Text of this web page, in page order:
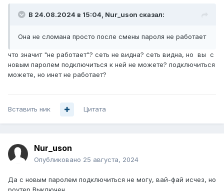
В 24.08.2024 в 15:04, Nur_uson сказал:
Она не сломана просто после смены пароля не работает
что значит "не работает"? сеть не видна? сеть видна, но вы с
новым паролем подключиться к ней не можете? подключиться
можете, но инет не работает?
Вставить ник Цитата
Nur_uson
Опубликовано 25 августа, 2024
Да с новым паролем подключиться не могу, вай-фай исчез, но